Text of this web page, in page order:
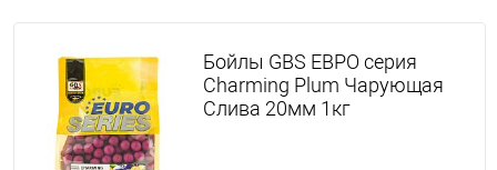
Бойлы GBS ЕВРО серия
Charming Plum Чарующая
Слива 20мм 1кг